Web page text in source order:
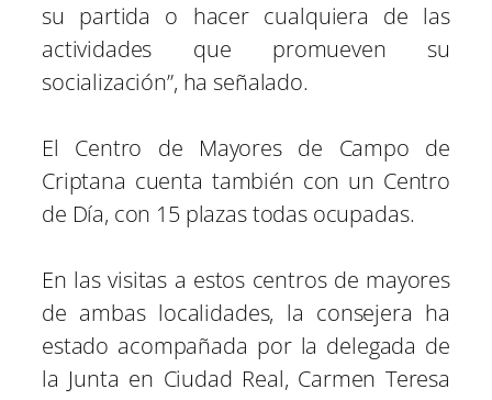
su partida o hacer cualquiera de las
actividades que promueven su
socialización”, ha señalado.
El Centro de Mayores de Campo de
Criptana cuenta también con un Centro
de Día, con 15 plazas todas ocupadas.
En las visitas a estos centros de mayores
de ambas localidades, la consejera ha
estado acompañada por la delegada de
la Junta en Ciudad Real, Carmen Teresa